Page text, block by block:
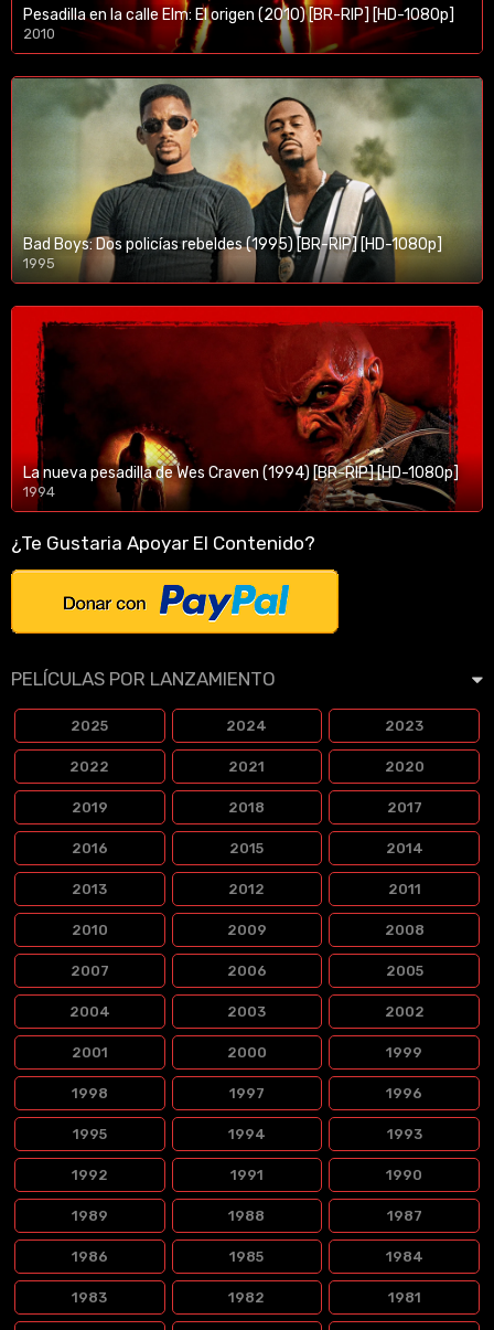
Pesadilla en la calle Elm: El origen (2010) [BR-RIP] [HD-1080p]
2010
1080p/720p
Bad Boys: Dos policías rebeldes (1995) [BR-RIP] [HD-1080p]
1995
1080p/720p
La nueva pesadilla de Wes Craven (1994) [BR-RIP] [HD-1080p]
1994
1080p/720p
¿Te Gustaria Apoyar El Contenido?
PELÍCULAS POR LANZAMIENTO
2025 2024 2023
2022 2021 2020
2019 2018 2017
2016 2015 2014
2013 2012 2011
2010 2009 2008
2007 2006 2005
2004 2003 2002
2001 2000 1999
1998 1997 1996
1995 1994 1993
1992 1991 1990
1989 1988 1987
1986 1985 1984
1983 1982 1981